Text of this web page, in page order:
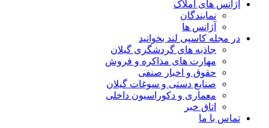
آژانس های املاک
نمایندگان
آژانس ها
در مجله کاسپی لند بخوانید
جاذبه های گردشگری گیلان
مهارت های مذاکره و فروش
حقوق و اخبار صنفی
صنایع دستی و سوغات گیلان
معماری و دکوراسیون داخلی
اتاق خبر
تماس با ما